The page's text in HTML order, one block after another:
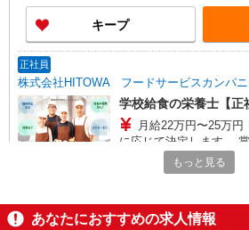
キープ
正社員
株式会社HITOWA フードサービスカンパニ
学校給食の栄養士【正
月給22万円〜25万円 ※給与は経験や前職給与
に応じて決定します。
千葉市中央区内学校
キープ
もっと見る
あなたにおすすめの求人情報